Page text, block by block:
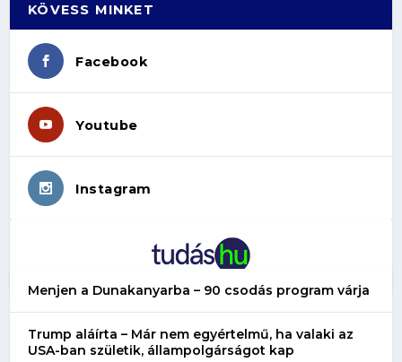
KÖVESS MINKET
Facebook
Youtube
Instagram
Menjen a Dunakanyarba – 90 csodás program várja
Trump aláírta – Már nem egyértelmű, ha valaki az
USA-ban születik, állampolgárságot kap